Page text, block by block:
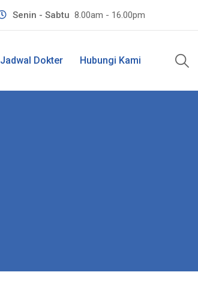
Senin - Sabtu 8.00am - 16.00pm
Jadwal Dokter Hubungi Kami